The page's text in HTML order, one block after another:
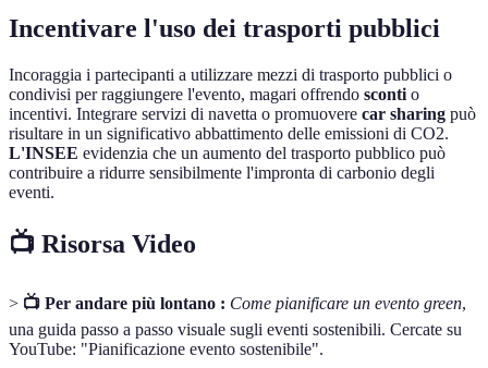
Incentivare l'uso dei trasporti pubblici
Incoraggia i partecipanti a utilizzare mezzi di trasporto pubblici o
condivisi per raggiungere l'evento, magari offrendo sconti o
incentivi. Integrare servizi di navetta o promuovere car sharing può
risultare in un significativo abbattimento delle emissioni di CO2.
L'INSEE evidenzia che un aumento del trasporto pubblico può
contribuire a ridurre sensibilmente l'impronta di carbonio degli
eventi.
📺 Risorsa Video
> 📺 Per andare più lontano : Come pianificare un evento green,
una guida passo a passo visuale sugli eventi sostenibili. Cercate su
YouTube: "Pianificazione evento sostenibile".